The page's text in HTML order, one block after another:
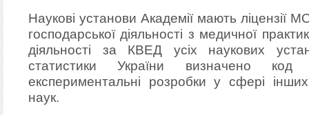
Наукові установи Академії мають ліцензії
господарської діяльності з медичної
діяльності за КВЕД усіх наукових
статистики України визначено
експериментальні розробки у сфері
наук.